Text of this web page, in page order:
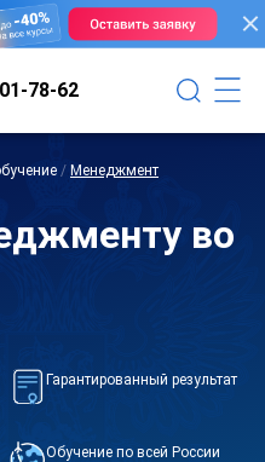
78-62
/ Менеджмент
во
Гарантированный результат
Обучение по всей России